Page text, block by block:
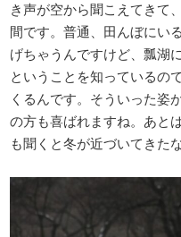
き声が空から聞こえてきて
間です。普通、田んぼにい
げちゃうんですけど、瓢湖
ということを知っているの
くるんです。そういった姿
の方も喜ばれますね。あと
も聞くと冬が近づいてきた